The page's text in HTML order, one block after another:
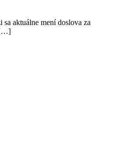
aktuálne mení doslova za
[…]